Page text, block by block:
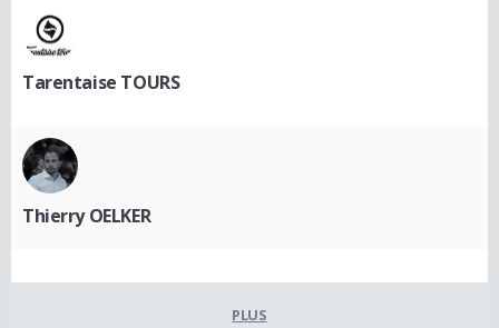
Tarentaise TOURS
Thierry OELKER
PLUS